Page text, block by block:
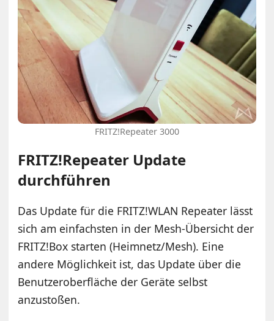
FRITZ!Repeater 3000
FRITZ!Repeater Update
durchführen
Das Update für die FRITZ!WLAN Repeater lässt
sich am einfachsten in der Mesh-Übersicht der
FRITZ!Box starten (Heimnetz/Mesh). Eine
andere Möglichkeit ist, das Update über die
Benutzeroberfläche der Geräte selbst
anzustoßen.